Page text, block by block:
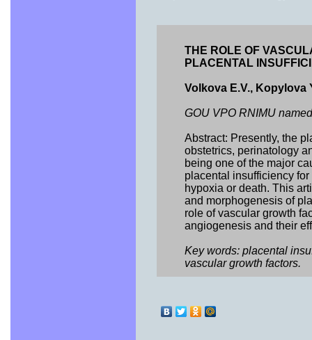
THE ROLE OF
PLACENTAL
Volkova E.V., Kopylova
GOU VPO RNIMU
Abstract: Presently, the
obstetrics, perinatology
being one of the major
placental insufficiency
hypoxia or death. This
and morphogenesis of
role of vascular growth
angiogenesis and their
Key words: placental
vascular growth factors.